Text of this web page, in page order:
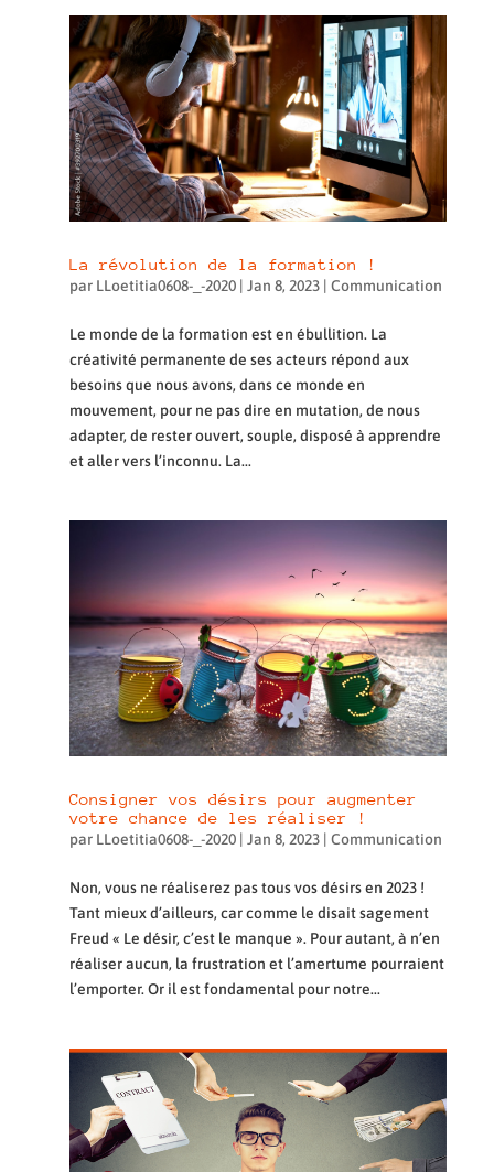
La révolution de la formation !
par LLoetitia0608-_-2020| Jan 8, 2023| Communication
Le monde de la formation est en ébullition. La
créativité permanente de ses acteurs répond aux
besoins que nous avons, dans ce monde en
mouvement, pour ne pas dire en mutation, de nous
adapter, de rester ouvert, souple, disposé à apprendre
et aller vers l’inconnu. La...
Consigner vos désirs pour augmenter
votre chance de les réaliser !
par LLoetitia0608-_-2020| Jan 8, 2023| Communication
Non, vous ne réaliserez pas tous vos désirs en 2023 !
Tant mieux d’ailleurs, car comme le disait sagement
Freud « Le désir, c’est le manque ». Pour autant, à n’en
réaliser aucun, la frustration et l’amertume pourraient
l’emporter. Or il est fondamental pour notre...